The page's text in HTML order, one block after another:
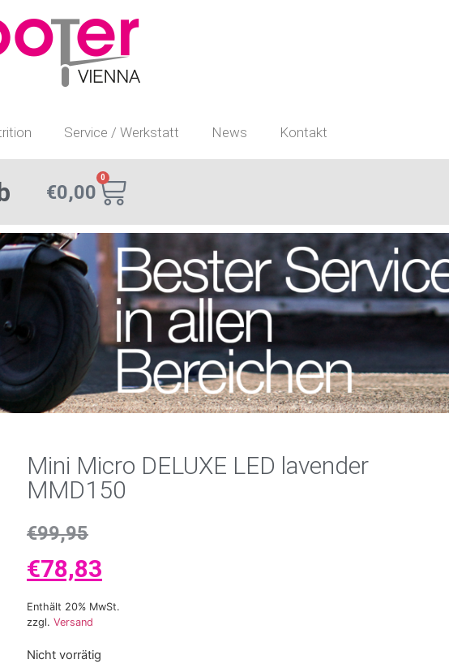
Service / Werkstatt News Kontakt
€0,00
0
Mini Micro DELUXE LED lavender
MMD150
€99,95
€78,83
Enthält 20% MwSt.
zzgl. Versand
Nicht vorrätig